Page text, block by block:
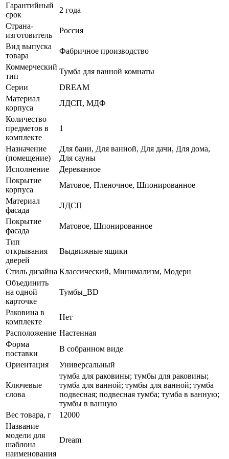
Гарантийный
срок
2 года
Страна-
изготовитель
Россия
Вид выпуска
товара
Фабричное производство
Коммерческий
тип
Тумба для ванной комнаты
Серии
DREAM
Материал
корпуса
ЛДСП, МДФ
Количество
предметов в
комплекте
1
Назначение
(помещение)
Для бани, Для ванной, Для дачи, Для дома,
Для сауны
Исполнение
Деревянное
Покрытие
корпуса
Матовое, Пленочное, Шпонированное
Материал
фасада
ЛДСП
Покрытие
фасада
Матовое, Шпонированное
Тип
открывания
дверей
Выдвижные ящики
Стиль дизайна Классический, Минимализм, Модерн
Объединить
на одной
карточке
Тумбы_BD
Раковина в
комплекте
Нет
Расположение Настенная
Форма
поставки
В собранном виде
Ориентация
Универсальный
Ключевые
слова
тумба для раковины; тумбы для раковины;
тумба для ванной; тумбы для ванной; тумба
подвесная; подвесная тумба; тумба в ванную;
тумбы в ванную
Вес товара, г
12000
Название
модели для
шаблона
наименования
Dream